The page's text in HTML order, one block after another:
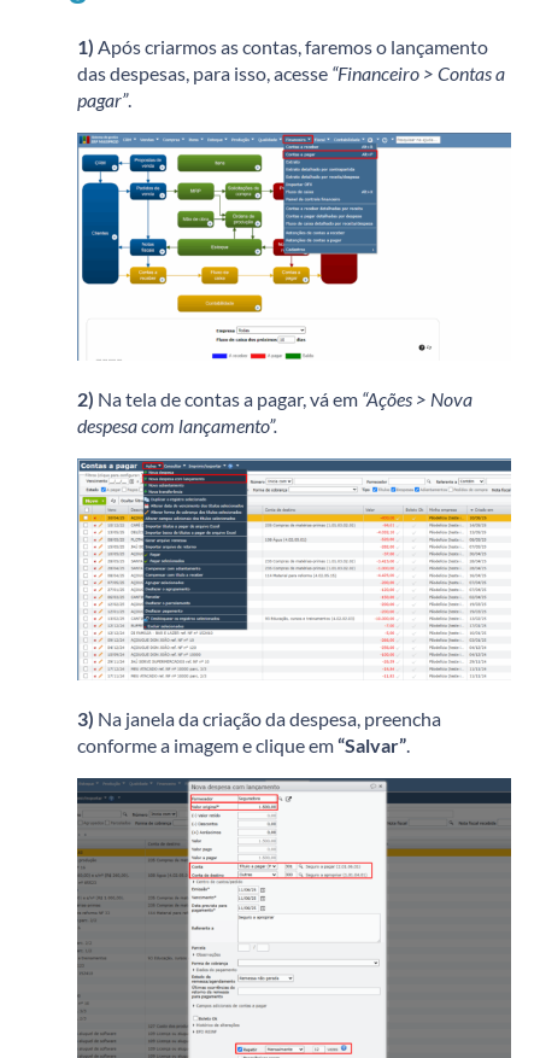
1) Após criarmos as contas, faremos o lançamento
das despesas, para isso, acesse “Financeiro > Contas a
pagar”.
2) Na tela de contas a pagar, vá em “Ações > Nova
despesa com lançamento”.
3) Na janela da criação da despesa, preencha
conforme a imagem e clique em“Salvar”